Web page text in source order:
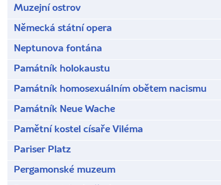
Muzejní ostrov
Německá státní opera
Neptunova fontána
Památník holokaustu
Památník homosexuálním obětem nacismu
Památník Neue Wache
Pamětní kostel císaře Viléma
Pariser Platz
Pergamonské muzeum